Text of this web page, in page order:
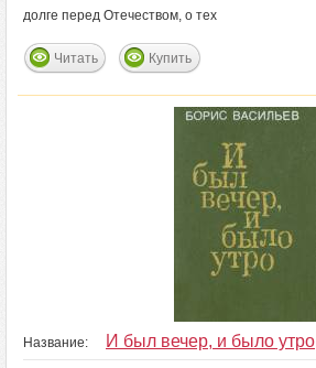
долге перед Отечеством, о тех
Читать Купить
Название: И был вечер, и было утро